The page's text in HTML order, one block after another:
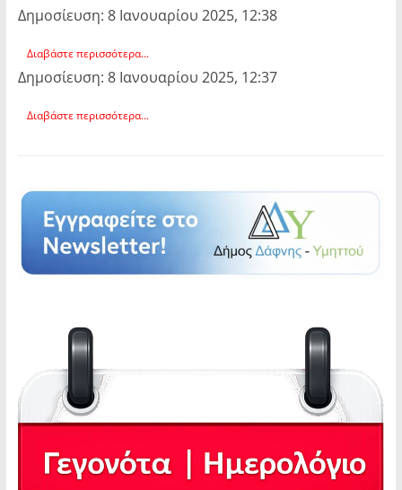
Δημοσίευση: 8 Ιανουαρίου 2025, 12:38
Διαβάστε περισσότερα...
Δημοσίευση: 8 Ιανουαρίου 2025, 12:37
Διαβάστε περισσότερα...